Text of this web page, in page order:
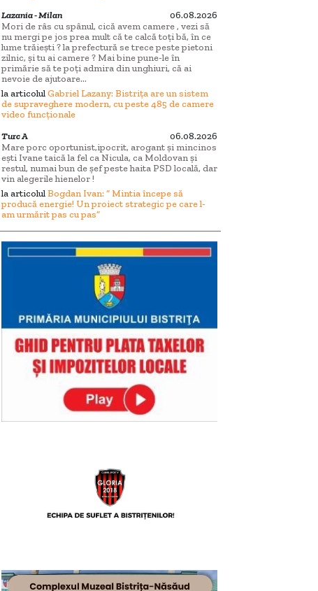
Lazania - Milan
06.08.2026
Mori de râs cu spânul, cică avem camere , vezi să
nu mergi pe jos prea mult că te calcă toți bă, în ce
lume trăiești ? la prefectură se trece peste pietoni
zilnic, și tu ai camere ? Mai bine pune-le în
primărie să te poți admira din unghiuri, că ai
nevoie de ajutoare...
la articolulGabriel Lazany: Bistrița are un sistem
de supraveghere modern, cu peste 485 de camere
video funcționale
Turc A
06.08.2026
Mare porc oportunist,ipocrit, arogant și mincinos
ești Ivane taică la fel ca Nicula, ca Moldovan și
restul, numai bun de șef peste haita PSD locală, dar
vin alegerile hienelor !
la articolulBogdan Ivan: “ Mintia începe să
producă energie! Un proiect strategic pe care l-
am urmărit pas cu pas”